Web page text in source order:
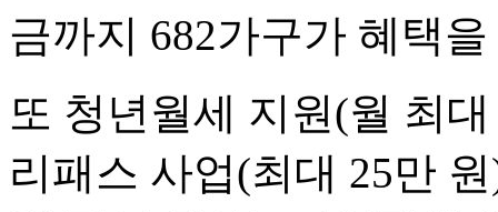
금까지 682가구가 혜택
또 청년월세 지원(월 최
리패스 사업(최대 25만